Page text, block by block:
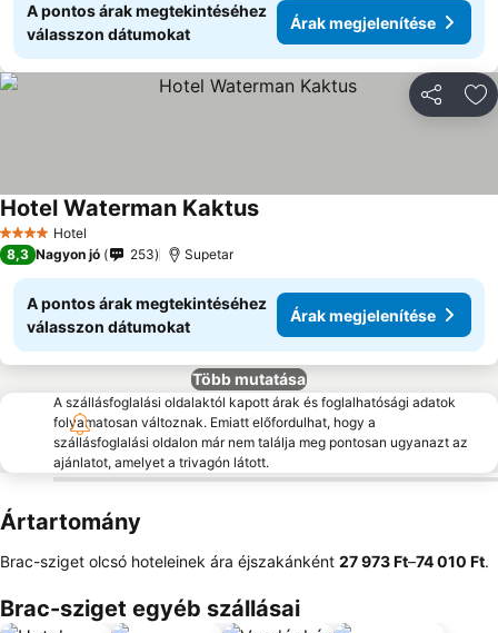
A pontos árak megtekintéséhez
válasszon dátumokat
Árak megjelenítése
4 KategóriaHotel
Hotel Waterman Kaktus
8,3 Nagyon jó 253 Supetar
A pontos árak megtekintéséhez
válasszon dátumokat
Árak megjelenítése
Több mutatása
A szállásfoglalási oldalaktól kapott árak és foglalhatósági adatok
folyamatosan változnak. Emiatt előfordulhat, hogy a
szállásfoglalási oldalon már nem találja meg pontosan ugyanazt az
ajánlatot, amelyet a trivagón látott.
Ártartomány
Brac-sziget olcsó hoteleinek ára éjszakánként ‎27 973 Ft–‎74 010 Ft.
Brac-sziget egyéb szállásai